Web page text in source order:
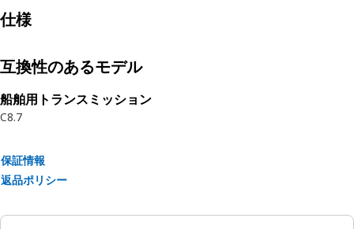
仕様
互換性のあるモデル
船舶用トランスミッション
C8.7
保証情報
返品ポリシー